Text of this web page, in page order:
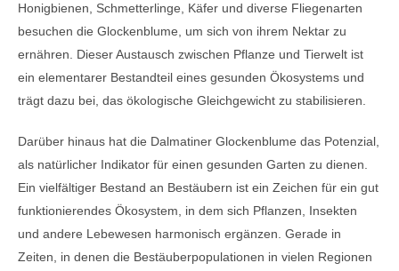
Honigbienen, Schmetterlinge, Käfer und diverse Fliegenarten
besuchen die Glockenblume, um sich von ihrem Nektar zu
ernähren. Dieser Austausch zwischen Pflanze und Tierwelt ist
ein elementarer Bestandteil eines gesunden Ökosystems und
trägt dazu bei, das ökologische Gleichgewicht zu stabilisieren.
Darüber hinaus hat die Dalmatiner Glockenblume das Potenzial,
als natürlicher Indikator für einen gesunden Garten zu dienen.
Ein vielfältiger Bestand an Bestäubern ist ein Zeichen für ein gut
funktionierendes Ökosystem, in dem sich Pflanzen, Insekten
und andere Lebewesen harmonisch ergänzen. Gerade in
Zeiten, in denen die Bestäuberpopulationen in vielen Regionen